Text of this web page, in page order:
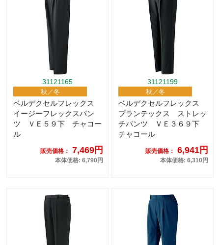
31121165
秋／冬
ベルデクセルフレックス
イージーフレックスパン
ツ ＶＥ５９下 チャコー
ル
販売価格： 7,469円
本体価格: 6,790円
31121199
秋／冬
ベルデクセルフレックス
プランテックス ストレッ
チパンツ ＶＥ３６９下
チャコール
販売価格： 6,941円
本体価格: 6,310円